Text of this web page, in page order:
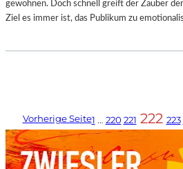
gewöhnen. Doch schnell greift der Zauber
Ziel es immer ist, das Publikum zu
Vorherige Seite1 … 220 221 222 223